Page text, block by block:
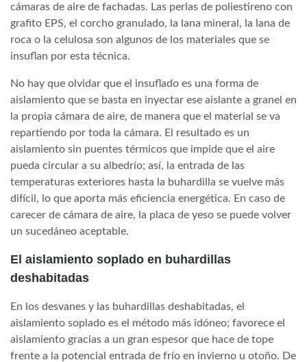
cámaras de aire de fachadas. Las perlas de poliestireno con
grafito EPS, el corcho granulado, la lana mineral, la lana de
roca o la celulosa son algunos de los materiales que se
insuflan por esta técnica.
No hay que olvidar que el insuflado es una forma de
aislamiento que se basta en inyectar ese aislante a granel en
la propia cámara de aire, de manera que el material se va
repartiendo por toda la cámara. El resultado es un
aislamiento sin puentes térmicos que impide que el aire
pueda circular a su albedrío; así, la entrada de las
temperaturas exteriores hasta la buhardilla se vuelve más
difícil, lo que aporta más eficiencia energética. En caso de
carecer de cámara de aire, la placa de yeso se puede volver
un sucedáneo aceptable.
El aislamiento soplado en buhardillas
deshabitadas
En los desvanes y las buhardillas deshabitadas, el
aislamiento soplado es el método más idóneo; favorece el
aislamiento gracias a un gran espesor que hace de tope
frente a la potencial entrada de frío en invierno u otoño. De